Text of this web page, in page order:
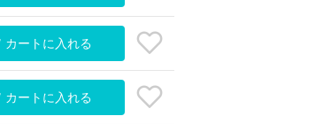
カートに入れる
カートに入れる